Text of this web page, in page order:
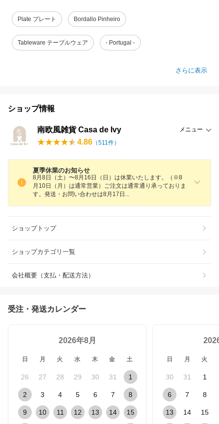
Plate プレート Bordallo Pinheiro
Tableware テーブルウェア - Portugal -
さらに表示
ショップ情報
南欧風雑貨 Casa de Ivy メニュー
4.86 （511件）
夏季休業のお知らせ
8月8日（土）〜8月16日（日）は休業いたします。（※8
月10日（月）は通常営業）ご注文は通常通り承っておりま
す。発送・お問い合わせは8月17 日
ショップトップ
ショップカテゴリ一覧
会社概要（支払・配送方法）
受注・発送カレンダー
2026年8月
日 月 火 水 木 金 土
26 27 28 29 30 31 1
2 3 4 5 6 7 8
9 10 11 12 13 14 15
日 月 火
30 31 1
6 7 8
13 14 15